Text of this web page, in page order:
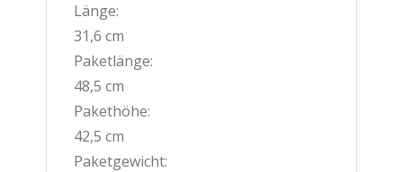
Länge:
31,6 cm
Paketlänge:
48,5 cm
Pakethöhe:
42,5 cm
Paketgewicht: